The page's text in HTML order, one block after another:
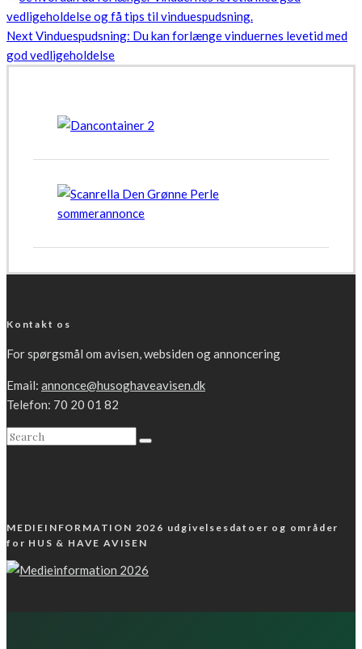
NextVinduespudsning: Du kan forlænge vinduernes levetid med
god vedligeholdelse
Kontakt os
For spørgsmål om avisen, websiden og annoncering
Email: annonce@husoghaveavisen.dk
Telefon: 70 20 01 82
MEDIEINFORMATION 2026 udgivelsesdatoer og områder
for HUS & HAVE AVISEN